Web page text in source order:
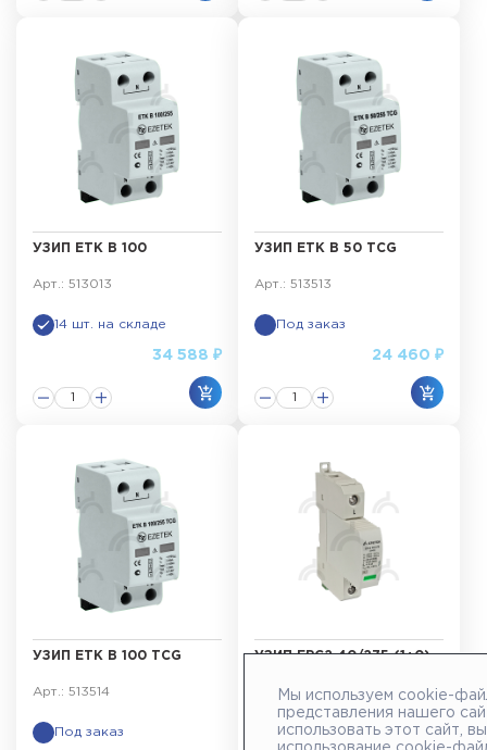
УЗИП ETK B 100
Арт.: 513013
14 шт. на складе
34 588 ₽
УЗИП ETK B 50 TCG
Арт.: 513513
Под заказ
24 460 ₽
УЗИП ETK B 100 TCG
Арт.: 513514
Под заказ
УЗИП ЕРС2 40/275 (1+0)
Арт.: 507201
3 шт. на складе
Мы используем cookie-
представления нашего
использовать этот сайт,